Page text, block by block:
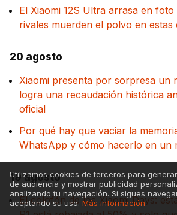
El Xiaomi 12S Ultra arrasa en
rivales muerden el polvo en estas
20 agosto
Xiaomi presenta por sorpresa un
logra una recaudación histórica
oficial
Por qué hay que vaciar la
WhatsApp y cómo hacerlo en un
19 agosto
El colofón de los Xiaomi Days:
Utilizamos cookies de terceros para
de audiencia y mostrar publicidad
analizando tu navegación. Si sigues
aceptando su uso. Más información